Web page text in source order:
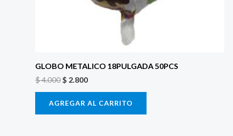
GLOBO METALICO 18PULGADA 50PCS
$4.000 $ 2.800
AGREGAR AL CARRITO